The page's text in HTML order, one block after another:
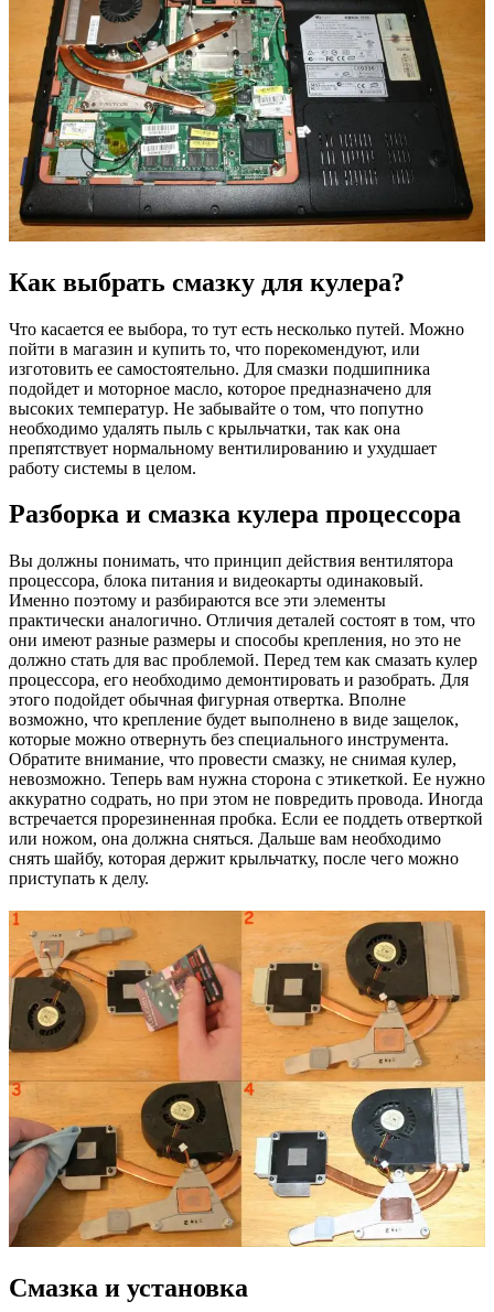
Как выбрать смазку для кулера?
Что касается ее выбора, то тут есть несколько путей. Можно
пойти в магазин и купить то, что порекомендуют, или
изготовить ее самостоятельно. Для смазки подшипника
подойдет и моторное масло, которое предназначено для
высоких температур. Не забывайте о том, что попутно
необходимо удалять пыль с крыльчатки, так как она
препятствует нормальному вентилированию и ухудшает
работу системы в целом.
Разборка и смазка кулера процессора
Вы должны понимать, что принцип действия вентилятора
процессора, блока питания и видеокарты одинаковый.
Именно поэтому и разбираются все эти элементы
практически аналогично. Отличия деталей состоят в том, что
они имеют разные размеры и способы крепления, но это не
должно стать для вас проблемой. Перед тем как смазать кулер
процессора, его необходимо демонтировать и разобрать. Для
этого подойдет обычная фигурная отвертка. Вполне
возможно, что крепление будет выполнено в виде защелок,
которые можно отвернуть без специального инструмента.
Обратите внимание, что провести смазку, не снимая кулер,
невозможно. Теперь вам нужна сторона с этикеткой. Ее нужно
аккуратно содрать, но при этом не повредить провода. Иногда
встречается прорезиненная пробка. Если ее поддеть отверткой
или ножом, она должна сняться. Дальше вам необходимо
снять шайбу, которая держит крыльчатку, после чего можно
приступать к делу.
Смазка и установка